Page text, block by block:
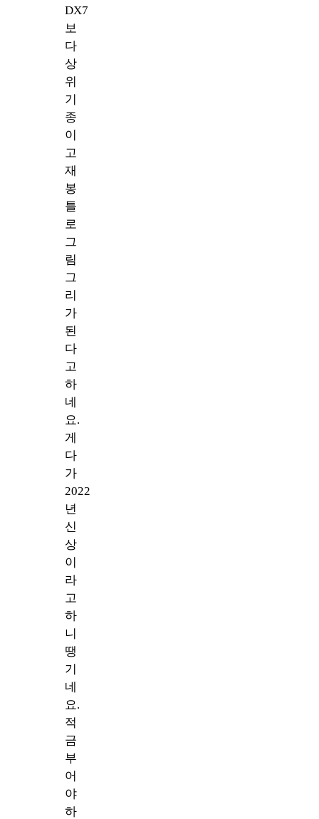
DX7
보
다
상
위
기
종
이
고
재
봉
틀
로
그
림
그
리
가
된
다
고
하
네
요.
게
다
가
2022
년
신
상
이
라
고
하
니
땡
기
네
요.
적
금
부
어
야
하